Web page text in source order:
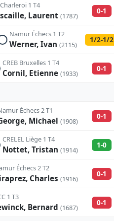
Charleroi 1 T4
Laurent (1787)
0-1
Namur Échecs 1 T2
Werner, Ivan (2115)
1/2-1/2
CREB Bruxelles 1 T4
Cornil, Etienne (1933)
0-1
Échecs 2 T1
Michael (1908)
0-1
CRELEL Liège 1 T4
Nottet, Tristan (1914)
1-0
Échecs 2 T2
Charles (1916)
0-1
1 T3
Bernard (1687)
0-1